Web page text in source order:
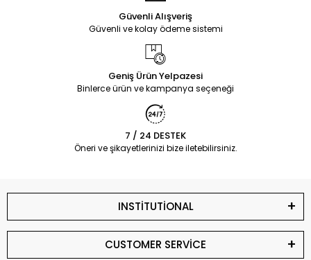
Güvenli Alışveriş
Güvenli ve kolay ödeme sistemi
Geniş Ürün Yelpazesi
Binlerce ürün ve kampanya seçeneği
7 / 24 DESTEK
Öneri ve şikayetlerinizi bize iletebilirsiniz.
INSTİTUTİONAL
CUSTOMER SERVİCE